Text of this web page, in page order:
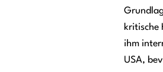
kritische
ihm
USA,